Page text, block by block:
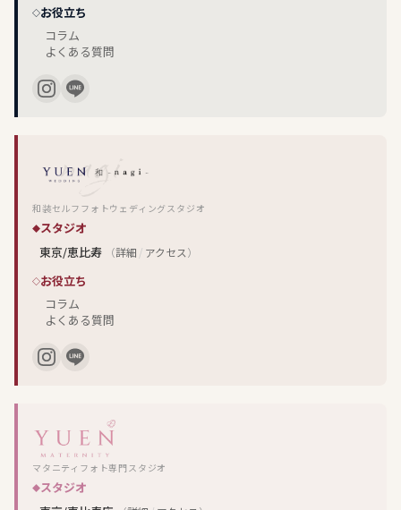
お役立ち
コラム
よくある質問
和装セルフフォトウェディングスタジオ
スタジオ
東京/恵比寿
（詳細 / アクセス）
お役立ち
コラム
よくある質問
マタニティフォト専門スタジオ
スタジオ